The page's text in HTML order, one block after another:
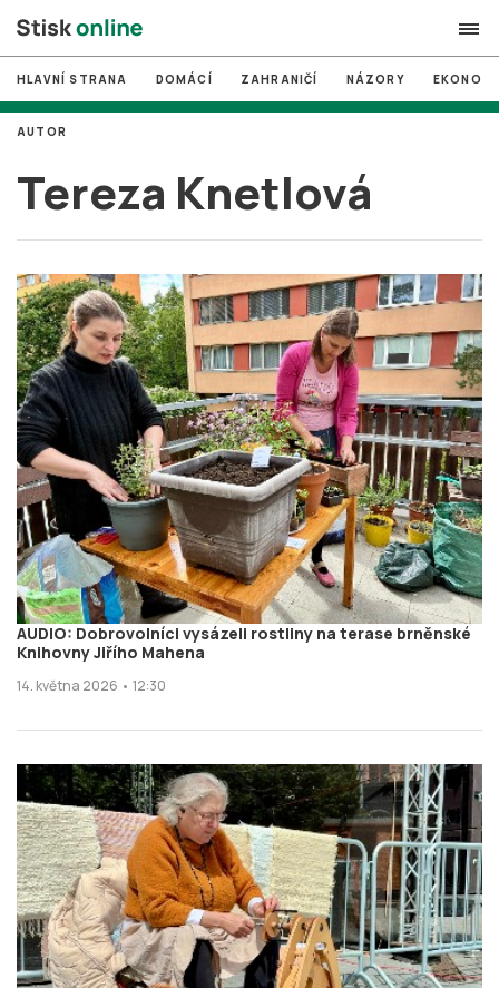
search
# MUNI
# Brno
# volby
login PŘIHLÁSIT SE
Zapomněli jste heslo?
Založit nový účet
HLAVNÍ STRANA DOMÁCÍ ZAHRANIČÍ NÁZORY
Tereza Knetlová
AUTOR
AUDIO: Dobrovolníci vysázeli rostliny na terase brněnské
Knihovny Jiřího Mahena
14. května 2026 • 12:30